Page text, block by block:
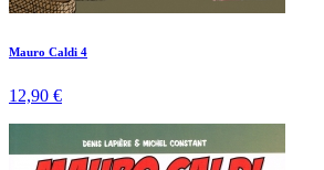
Mauro Caldi 4
12,90 €